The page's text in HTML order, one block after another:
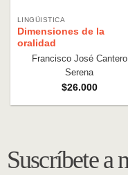
LINGÜISTICA
Dimensiones de la
oralidad
Francisco José Cantero
Serena
$26.000
Suscríbete a